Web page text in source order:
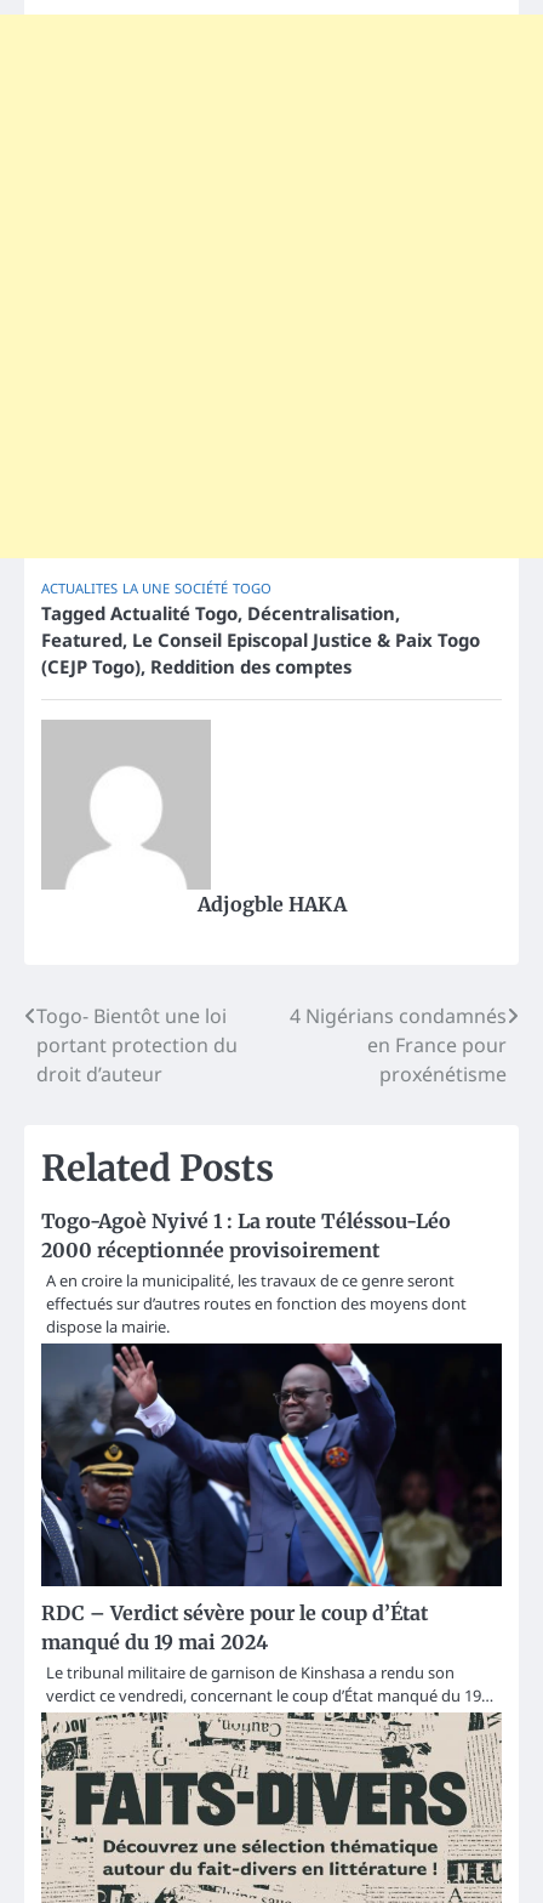
ACTUALITES LA UNE SOCIÉTÉ TOGO
Tagged Actualité Togo, Décentralisation,
Featured, Le Conseil Episcopal Justice & Paix Togo
(CEJP Togo), Reddition des comptes
Adjogble HAKA
Post
navigation
Togo- Bientôt une loi
portant protection du
droit d’auteur
4 Nigérians condamnés
en France pour
proxénétisme
Related Posts
Togo-Agoè Nyivé 1 : La route Téléssou-Léo
2000 réceptionnée provisoirement
A en croire la municipalité, les travaux de ce genre seront
effectués sur d’autres routes en fonction des moyens dont
dispose la mairie.
RDC – Verdict sévère pour le coup d’État
manqué du 19 mai 2024
Le tribunal militaire de garnison de Kinshasa a rendu son
verdict ce vendredi, concernant le coup d’État manqué du 19…